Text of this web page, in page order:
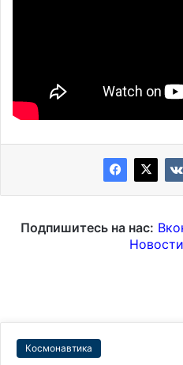
Подпишитесь на нас:
Новости